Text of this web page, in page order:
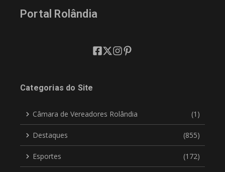
Portal Rolândia
Categorias do Site
Câmara de Vereadores Rolândia (1)
Destaques (855)
Esportes (172)